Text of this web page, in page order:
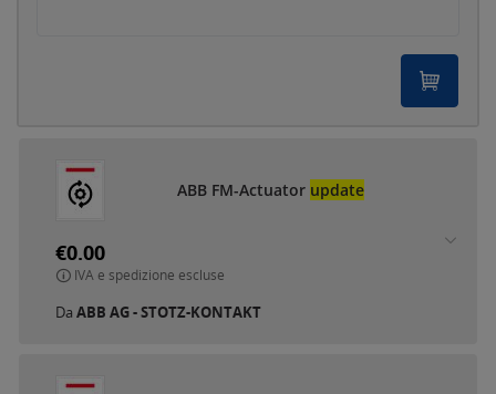
ABB FM-Actuator update
€0.00
IVA e spedizione escluse
Da ABB AG - STOTZ-KONTAKT